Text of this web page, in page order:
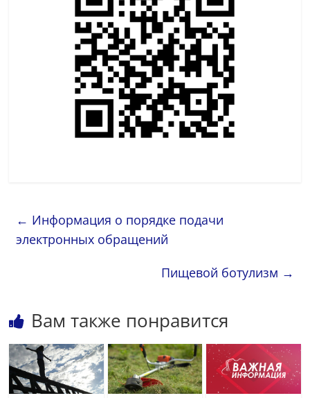
← Информация о порядке подачи
электронных обращений
Пищевой ботулизм →
Вам также понравится